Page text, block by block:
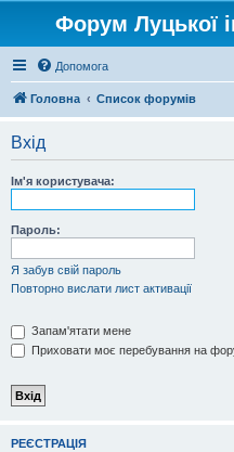
Форум Луцької
Допомога
Головна Список форумів
Вхід
Ім'я користувача:
Пароль:
Я забув свій пароль
Повторно вислати лист активації
Запам'ятати мене
Приховати моє перебування на
РЕЄСТРАЦІЯ